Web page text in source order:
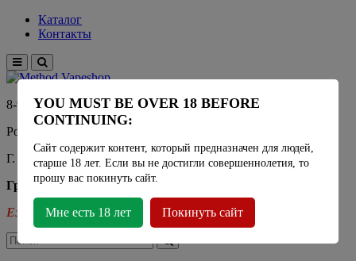
Каталог
Контакты
8-915-450-21-92
Розничный магазин Method Vapeshop
Г. Москва, улица Южнобутовская 36
График работы
Ежедневно - 11:00 - 21:00
YOU MUST BE OVER 18 BEFORE
CONTINUING:
Сайт содержит контент, который предназначен для людей,
старше 18 лет. Если вы не достигли совершеннолетия, то
прошу вас покинуть сайт.
Мне есть 18 лет Покинуть сайт